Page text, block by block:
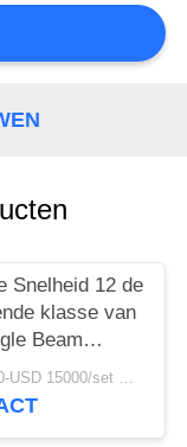
Snelheid 12 de
klasse van
Beam
A5
USD 4500-USD 15000/set MOQ:1 reeks